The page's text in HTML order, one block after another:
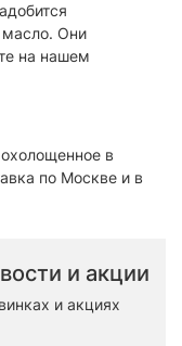
масло. Они
на нашем
в
по Москве и в
и акции
и акциях